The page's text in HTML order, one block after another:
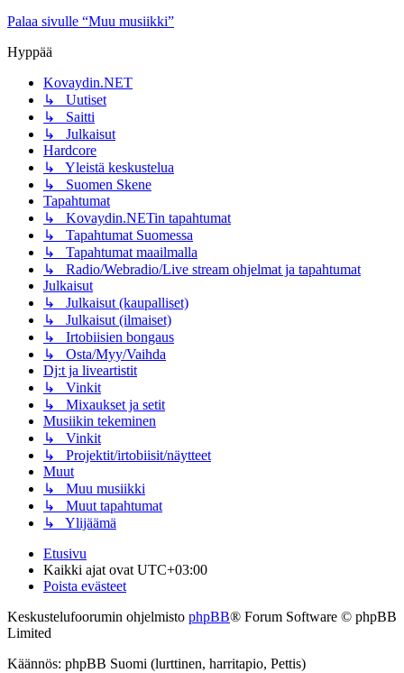
Palaa sivulle “Muu musiikki”
Hyppää
Kovaydin.NET
↳ Uutiset
↳ Saitti
↳ Julkaisut
Hardcore
↳ Yleistä keskustelua
↳ Suomen Skene
Tapahtumat
↳ Kovaydin.NETin tapahtumat
↳ Tapahtumat Suomessa
↳ Tapahtumat maailmalla
↳ Radio/Webradio/Live stream ohjelmat ja tapahtumat
Julkaisut
↳ Julkaisut (kaupalliset)
↳ Julkaisut (ilmaiset)
↳ Irtobiisien bongaus
↳ Osta/Myy/Vaihda
Dj:t ja liveartistit
↳ Vinkit
↳ Mixaukset ja setit
Musiikin tekeminen
↳ Vinkit
↳ Projektit/irtobiisit/näytteet
Muut
↳ Muu musiikki
↳ Muut tapahtumat
↳ Ylijäämä
Etusivu
Kaikki ajat ovat UTC+03:00
Poista evästeet
Keskustelufoorumin ohjelmisto phpBB® Forum Software © phpBB
Limited
Käännös: phpBB Suomi (lurttinen, harritapio, Pettis)